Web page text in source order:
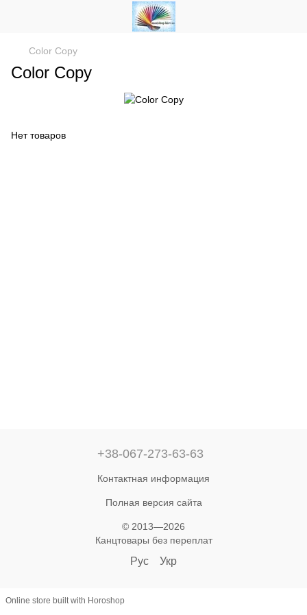
Color Copy
Color Copy
Нет товаров
+38-067-273-63-63
Контактная информация
Полная версия сайта
© 2013—2026
Канцтовары без переплат‎
Рус Укр
Online store built with Horoshop